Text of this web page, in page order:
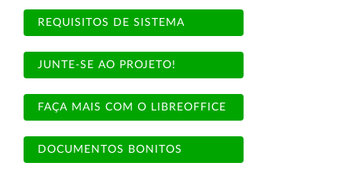
REQUISITOS DE SISTEMA
JUNTE-SE AO PROJETO!
FAÇA MAIS COM O LIBREOFFICE
DOCUMENTOS BONITOS